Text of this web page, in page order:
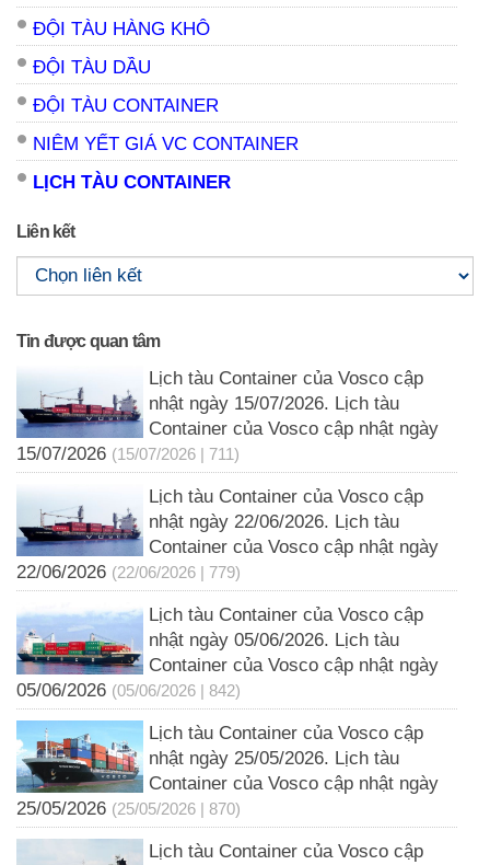
ĐỘI TÀU HÀNG KHÔ
ĐỘI TÀU DẦU
ĐỘI TÀU CONTAINER
NIÊM YẾT GIÁ VC CONTAINER
LỊCH TÀU CONTAINER
Liên kết
Tin được quan tâm
Lịch tàu Container của Vosco cập
nhật ngày 15/07/2026. Lịch tàu
Container của Vosco cập nhật ngày
15/07/2026 (15/07/2026 | 711)
Lịch tàu Container của Vosco cập
nhật ngày 22/06/2026. Lịch tàu
Container của Vosco cập nhật ngày
22/06/2026 (22/06/2026 | 779)
Lịch tàu Container của Vosco cập
nhật ngày 05/06/2026. Lịch tàu
Container của Vosco cập nhật ngày
05/06/2026 (05/06/2026 | 842)
Lịch tàu Container của Vosco cập
nhật ngày 25/05/2026. Lịch tàu
Container của Vosco cập nhật ngày
25/05/2026 (25/05/2026 | 870)
Lịch tàu Container của Vosco cập